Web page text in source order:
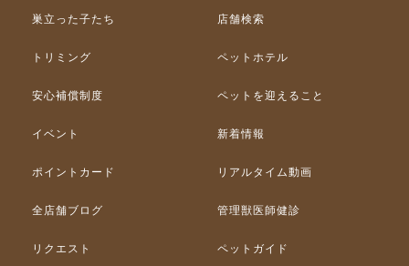
巣立った子たち 店舗検索
トリミング ペットホテル
安心補償制度 ペットを迎えること
イベント 新着情報
ポイントカード リアルタイム動画
全店舗ブログ 管理獣医師健診
リクエスト ペットガイド